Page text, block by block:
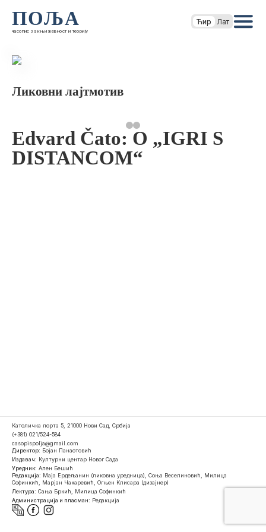
ПОЉА
часопис за књижевност и теорију
Ћир Лат
Ликовни лајтмотив
Edvard Čato: O „IGRI S
DISTANCOM“
Католичка порта 5, 21000 Нови Сад, Србија
(+381) 021/524-584
casopispolja@gmail.com
Директор: Бојан Панаотовић
Издавач: Културни центар Новог Сада
Уредник: Ален Бешић
Редакција: Маја Ердељанин (ликовна уредница), Соња Веселиновић, Милица
Софинкић, Марјан Чакаревић, Огњен Клисара (дизајнер)
Лектура: Сања Бркић, Милица Софинкић
Администрација и пласман: Редакција